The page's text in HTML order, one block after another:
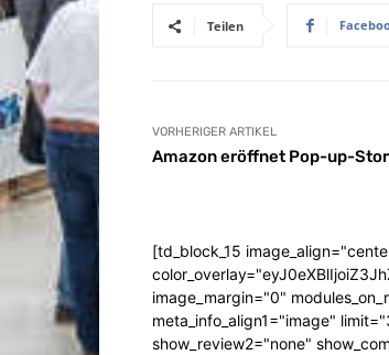
Teilen
VORHERIGER ARTIKEL
Amazon eröffnet Pop-up-
[td_block_15
image_margin="0"
meta_info_align1="image"
show_review2="none"